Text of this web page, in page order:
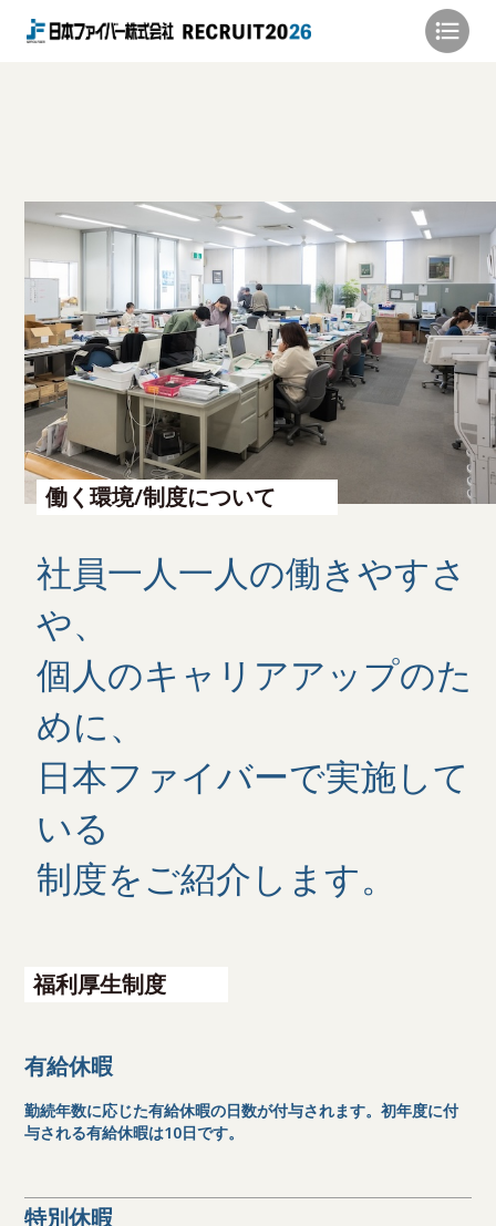
働く環境/制度について
社員一人一人の働きやすさ
や、
個人のキャリアアップのた
めに、
日本ファイバーで実施して
いる
制度をご紹介します。
福利厚生制度
有給休暇
勤続年数に応じた有給休暇の日数が付与されます。初年度に付
与される有給休暇は10日です。
特別休暇